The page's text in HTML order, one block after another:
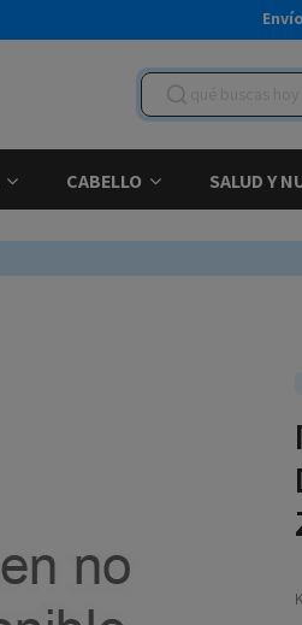
CABELLO SALUD Y